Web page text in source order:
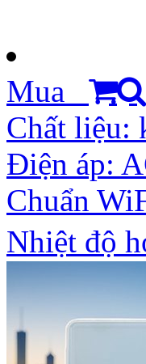
Mua
Chất liệu:
Điện áp:
Chuẩn
Nhiệt độ